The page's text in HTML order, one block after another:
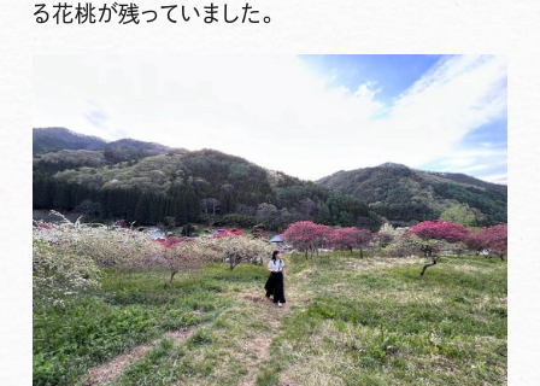
る花桃が残っていました。